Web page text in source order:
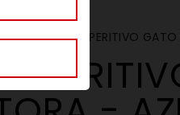
PLATO APERITIVO